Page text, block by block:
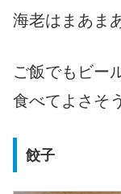
海老はまあま
ご飯でもビー
食べてよさそ
餃子